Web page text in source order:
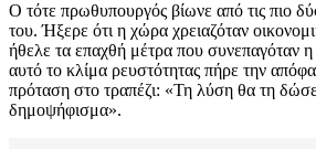
Ο τότε πρωθυπουργός βίωνε από τις πιο
του. Ήξερε ότι η χώρα χρειαζόταν
ήθελε τα επαχθή μέτρα που συνεπαγόταν
αυτό το κλίμα ρευστότητας πήρε την
πρόταση στο τραπέζι: «Τη λύση θα τη
δημοψήφισμα».